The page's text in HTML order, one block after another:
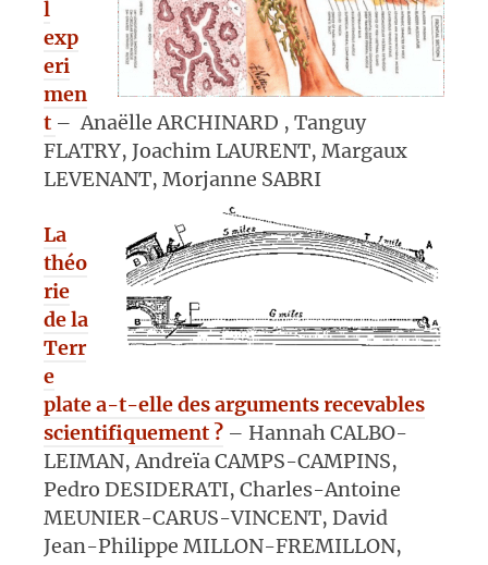
l
exp
eri
men
t – Anaëlle ARCHINARD , Tanguy
FLATRY, Joachim LAURENT, Margaux
LEVENANT, Morjanne SABRI
La
théo
rie
de la
Terr
e
plate a-t-elle des arguments recevables
scientifiquement ? – Hannah CALBO-
LEIMAN, Andreïa CAMPS-CAMPINS,
Pedro DESIDERATI, Charles-Antoine
MEUNIER-CARUS-VINCENT, David
Jean-Philippe MILLON-FREMILLON,